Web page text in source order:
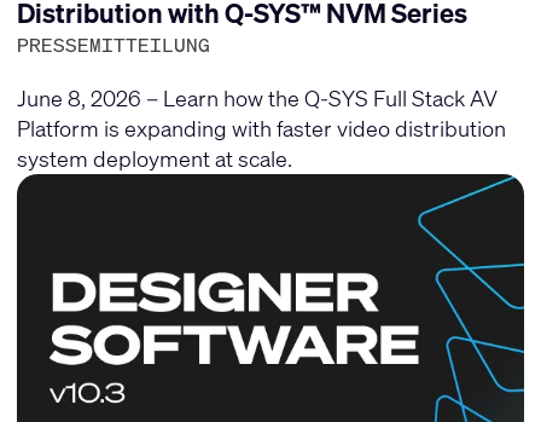
Distribution with Q-SYS™ NVM Series
PRESSEMITTEILUNG
June 8, 2026 – Learn how the Q-SYS Full Stack AV
Platform is expanding with faster video distribution
system deployment at scale.